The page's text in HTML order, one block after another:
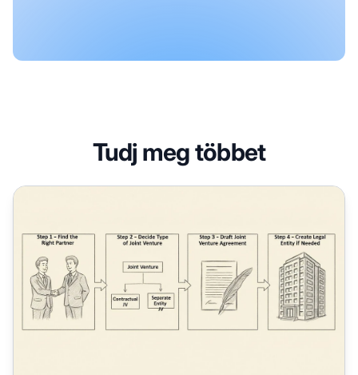
Tudj meg többet
Hogyan hozhatok létre közös vállalkozást (joint venture)?